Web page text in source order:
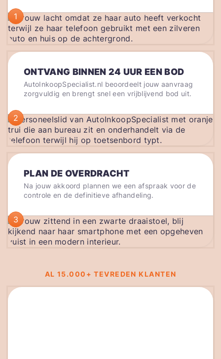
1
ONTVANG BINNEN 24 UUR EEN BOD
AutoInkoopSpecialist.nl beoordeelt jouw aanvraag
zorgvuldig en brengt snel een vrijblijvend bod uit.
2
PLAN DE OVERDRACHT
Na jouw akkoord plannen we een afspraak voor de
controle en de definitieve afhandeling.
3
AL 15.000+ TEVREDEN KLANTEN